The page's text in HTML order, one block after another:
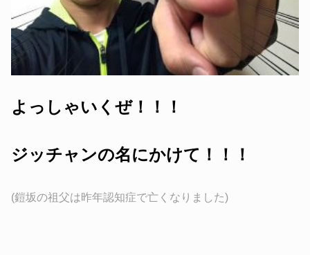
よっしゃいくぜ！！！
ジッチャンの名にかけて！！！
(鎧坂の祖父は昨年認知症で亡くなりました)